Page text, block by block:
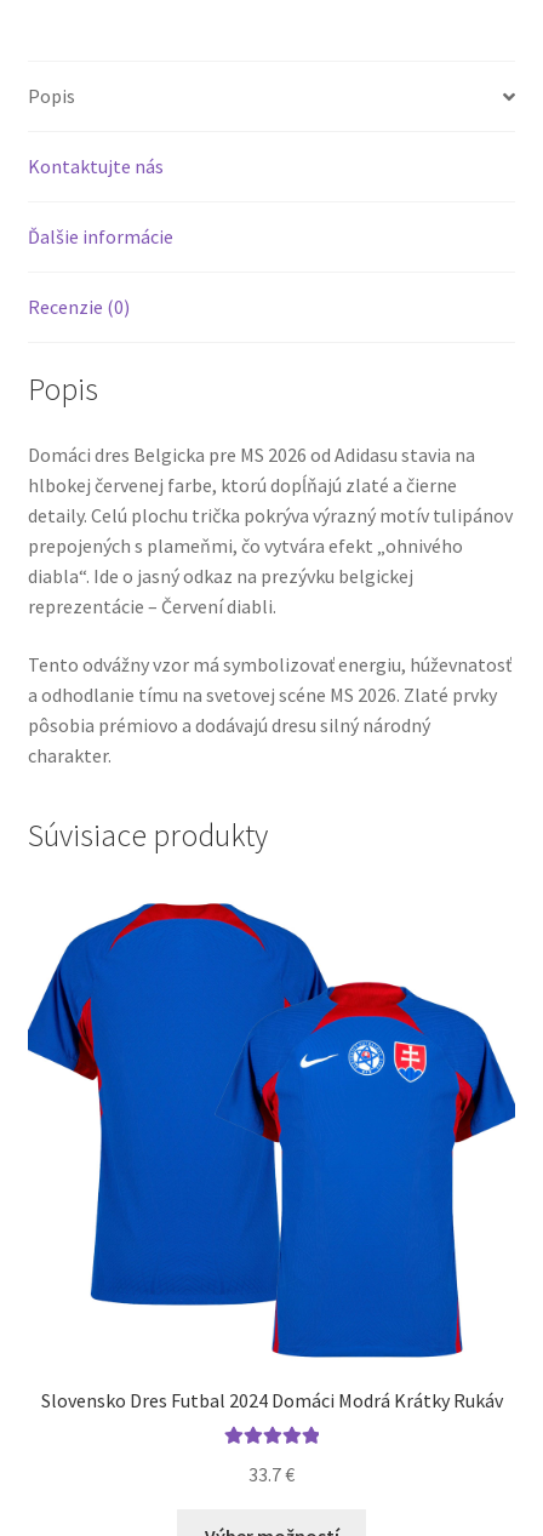
Popis
Kontaktujte nás
Ďalšie informácie
Recenzie (0)
Popis
Domáci dres Belgicka pre MS 2026 od Adidasu stavia na
hlbokej červenej farbe, ktorú dopĺňajú zlaté a čierne
detaily. Celú plochu trička pokrýva výrazný motív tulipánov
prepojených s plameňmi, čo vytvára efekt „ohnivého
diabla“. Ide o jasný odkaz na prezývku belgickej
reprezentácie – Červení diabli.
Tento odvážny vzor má symbolizovať energiu, húževnatosť
a odhodlanie tímu na svetovej scéne MS 2026. Zlaté prvky
pôsobia prémiovo a dodávajú dresu silný národný
charakter.
Súvisiace produkty
Slovensko Dres Futbal 2024 Domáci Modrá Krátky Rukáv
33.7€